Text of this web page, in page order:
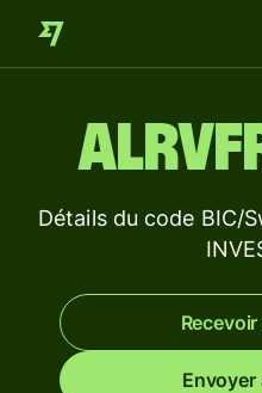
Détails du code BIC/
Envoyer